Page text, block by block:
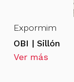
Expormim
OBI | Sillón
Ver más